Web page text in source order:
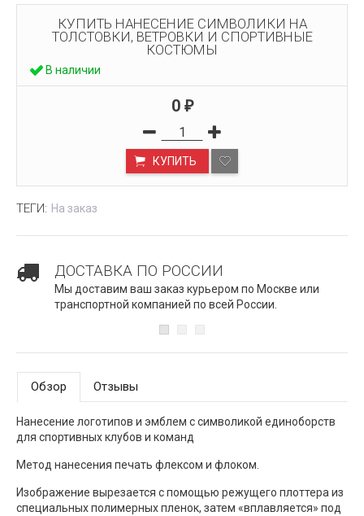
КУПИТЬ НАНЕСЕНИЕ СИМВОЛИКИ НА
ТОЛСТОВКИ, ВЕТРОВКИ И СПОРТИВНЫЕ
КОСТЮМЫ
В наличии
0 ₽
КУПИТЬ
ТЕГИ: На заказ
ДОСТАВКА ПО РОССИИ
Мы доставим ваш заказ курьером по Москве или
транспортной компанией по всей России.
Обзор Отзывы
Нанесение логотипов и эмблем с символикой единоборств
для спортивных клубов и команд
Метод нанесения печать флексом и флоком.
Изображение вырезается с помощью режущего плоттера из
специальных полимерных пленок, затем «вплавляется» под